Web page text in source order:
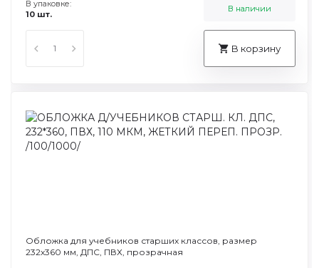
В упаковке:
10 шт.
В наличии
В корзину
Обложка для учебников старших классов, размер
232х360 мм, ДПС, ПВХ, прозрачная